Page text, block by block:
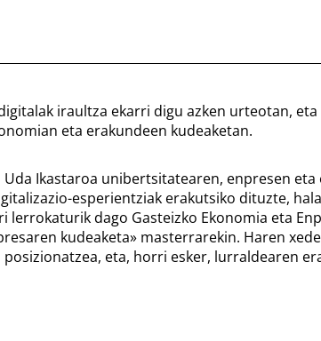
iraultza ekarri digu azken urteotan,
eta erakundeen kudeaketan.
Uda Ikastaroa unibertsitatearen, enpresen
esperientziak erakutsiko dituzte,
lerrokaturik dago Gasteizko Ekonomia eta
kudeaketa» masterrarekin. Haren
posizionatzea, eta, horri esker, lurraldearen